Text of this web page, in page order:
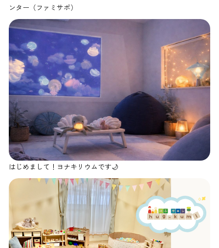
ンター（ファミサポ）
はじめまして！ヨナキリウムです🌙